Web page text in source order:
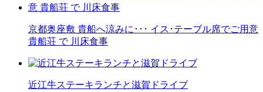
京都奥座敷 貴船へ涼みに･･･ イス･テーブル席でご用意
貴船荘 で 川床食事
近江牛ステーキランチと滋賀ドライブ